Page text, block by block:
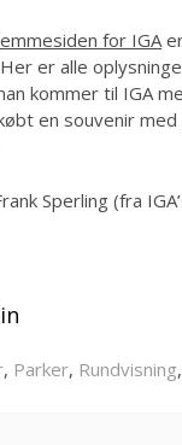
for IGA
er alle
kommer til IGA
en souvenir
Sperling (fra
, Parker, Rundvisning,